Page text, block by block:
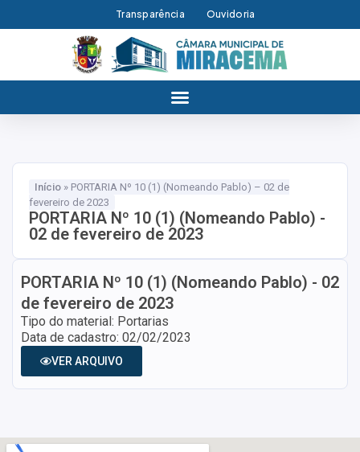
Transparência Ouvidoria
Início » PORTARIA Nº 10 (1) (Nomeando Pablo) – 02 de
fevereiro de 2023
PORTARIA Nº 10 (1) (Nomeando Pablo) -
02 de fevereiro de 2023
PORTARIA Nº 10 (1) (Nomeando Pablo) - 02
de fevereiro de 2023
Tipo do material: Portarias
Data de cadastro: 02/02/2023
VER ARQUIVO